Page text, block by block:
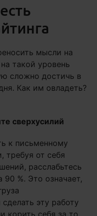
мысли на
такой уровень
сложно достичь в
Как им овладеть?
сверхусилий
к письменному
требуя от себя
расслабьтесь
90 %. Это означает,
эту работу